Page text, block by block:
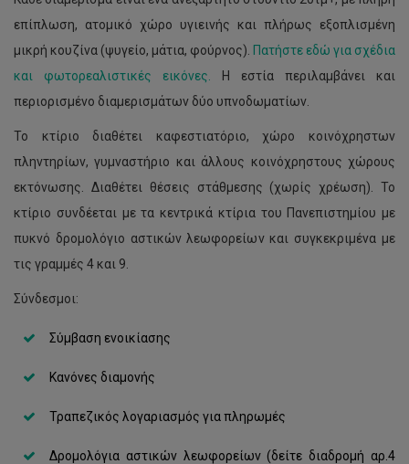
επίπλωση, ατομικό χώρο υγιεινής και πλήρως εξοπλισμένη
μικρή κουζίνα (ψυγείο, μάτια, φούρνος). Πατήστε εδώ για σχέδια
και φωτορεαλιστικές εικόνες.
Η εστία περιλαμβάνει και
περιορισμένο διαμερισμάτων δύο υπνοδωματίων.
Το κτίριο διαθέτει καφεστιατόριο, χώρο κοινόχρηστων
πληντηρίων, γυμναστήριο και άλλους κοινόχρηστους χώρους
εκτόνωσης. Διαθέτει θέσεις στάθμεσης (χωρίς χρέωση). Το
κτίριο συνδέεται με τα κεντρικά κτίρια του Πανεπιστημίου με
πυκνό δρομολόγιο αστικών λεωφορείων και συγκεκριμένα με
τις γραμμές 4 και 9.
Σύνδεσμοι:
Σύμβαση ενοικίασης
Κανόνες διαμονής
Τραπεζικός λογαριασμός για πληρωμές
Δρομολόγια αστικών λεωφορείων (δείτε διαδρομή αρ.4